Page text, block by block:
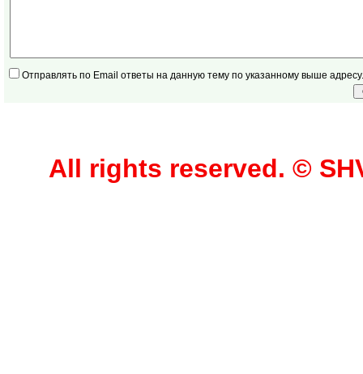
Отправлять по Email ответы на данную тему по указанному выше адресу.
All rights reserved. ©